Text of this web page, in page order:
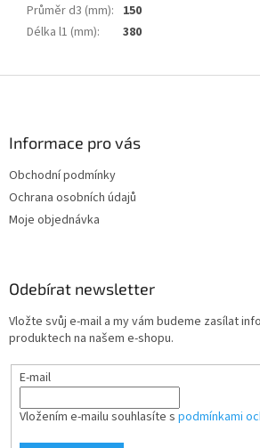
Průměr d3 (mm): 150
Délka l1 (mm): 380
Informace pro vás
Obchodní podmínky
Ochrana osobních údajů
Moje objednávka
Odebírat newsletter
Vložte svůj e-mail a my vám budeme zasílat
produktech na našem e-shopu.
E-mail
Vložením e-mailu souhlasíte s podmínkami